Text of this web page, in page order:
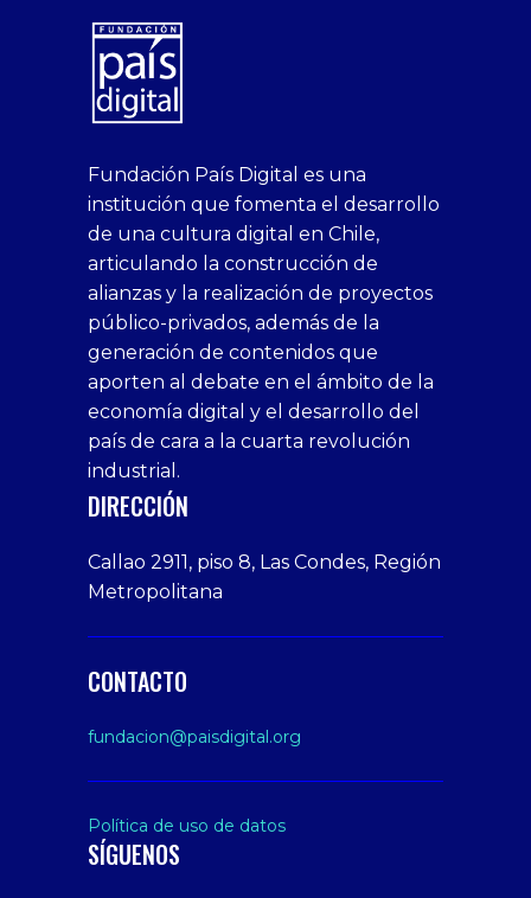
1xbet
canlı
casino
siteleri
bedava
bonus
veren
siteler
1xbet
deneme
bonusu
veren
siteleri
deneme
bonusu
Sikis
siteleri
bonusu
veren
siteler
casino
siteleri
1win
xslot
sahabet
giriş
1xbet
giriş
tarafbet
giriş
bonusu
veren
siteler
deneme
bonusu
Deneme
bonusu
veren
siteler
escort
casino
siteleri
bonusu
bahis
siteleri
Hot
Couple
xxx
homemade
porn
on
webcam
Cumshots
Tits
Free
Amateur
Porn
Xxx
Indian
Big
Butt
sex
Step
yenigiris.com
Giriş
bonusu
veren
siteler
deneme
bonusu
veren
siteler
Fundación País Digital es una
institución que fomenta el desarrollo
de una cultura digital en Chile,
articulando la construcción de
alianzas y la realización de proyectos
público-privados, además de la
generación de contenidos que
aporten al debate en el ámbito de la
economía digital y el desarrollo del
país de cara a la cuarta revolución
industrial.
DIRECCIÓN
Callao 2911, piso 8, Las Condes, Región
Metropolitana
CONTACTO
fundacion@paisdigital.org
Política de uso de datos
SÍGUENOS